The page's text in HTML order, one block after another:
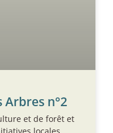
Arbres n°2
et de forêt et